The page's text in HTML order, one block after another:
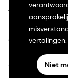
vertalingen.
Niet
Juridische
Sitemap